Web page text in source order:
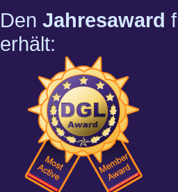
Den Jahresaward
erhält: